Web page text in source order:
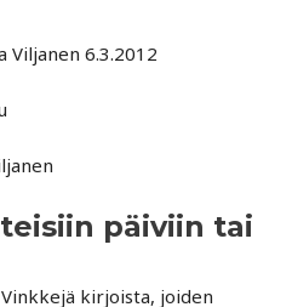
Viljanen 6.3.2012
päiviin tai
kirjoista, joiden